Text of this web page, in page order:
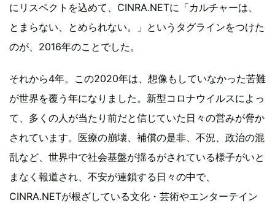
にリスペクトを込めて、CINRA.NETに「カルチャーは、
とまらない、とめられない。」というタグラインをつけた
のが、2016年のことでした。
それから4年。この2020年は、想像もしていなかった苦難
が世界を覆う年になりました。新型コロナウイルスによっ
て、多くの人が当たり前だと信じていた日々の営みが脅か
されています。医療の崩壊、補償の是非、不況、政治の混
乱など、世界中で社会基盤が揺るがされている様子がいと
まなく報道され、不安が連鎖する日々の中で、
CINRA.NETが根ざしている文化・芸術やエンターテイン